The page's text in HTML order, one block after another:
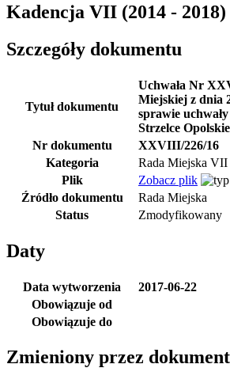
Kadencja VII (2014 - 2018)
Szczegóły dokumentu
Tytuł dokumentu
Uchwała Nr
Miejskiej z dnia
sprawie
Strzelce
Nr dokumentu
XXVIII/226/16
Kategoria
Rada Miejska VII
Plik
Zobacz plik
Źródło dokumentu
Rada Miejska
Status
Zmodyfikowany
Daty
Data wytworzenia
2017-06-22
Obowiązuje od
Obowiązuje do
Zmieniony przez